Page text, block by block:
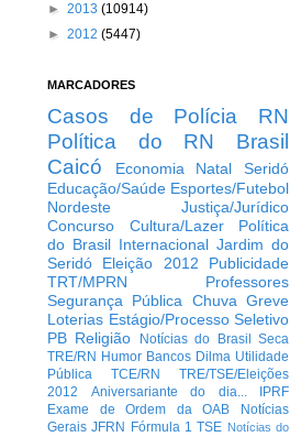
► 2013 (10914)
► 2012 (5447)
MARCADORES
Casos de Polícia
RN
Política do RN
Brasil
Caicó
Economia Natal
Seridó
Educação/Saúde Esportes/Futebol
Nordeste
Justiça/Jurídico
Concurso
Cultura/Lazer
Política
do Brasil Internacional Jardim do
Seridó
Eleição 2012
Publicidade
TRT/MPRN
Professores
Segurança Pública Chuva Greve
Loterias Estágio/Processo Seletivo
PB Religião Notícias do Brasil
Seca
TRE/RN Humor Bancos Dilma Utilidade
Pública
TCE/RN
TRE/TSE/Eleições
2012
Aniversariante do dia...
IPRF
Exame de Ordem da OAB
Notícias
Gerais JFRN Fórmula 1 TSE Notícias do